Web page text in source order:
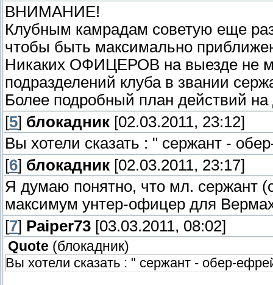
ВНИМАНИЕ!
Клубным камрадам советую еще
чтобы быть максимально
Никаких ОФИЦЕРОВ на выезде не
подразделений клуба в звании
Более подробный план действий
[5] блокадник [02.03.2011, 23:12]
Вы хотели сказать : " сержант -
[6] блокадник [02.03.2011, 23:17]
Я думаю понятно, что мл. сержант
максимум унтер-офицер для
[7] Paiper73 [03.03.2011, 08:02]
Quote (блокадник)
Вы хотели сказать : " сержант - обер-